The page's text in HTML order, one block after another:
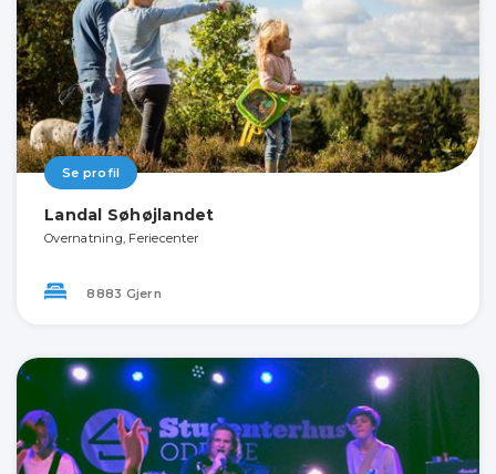
Se profil
Landal Søhøjlandet
Overnatning, Feriecenter
8883 Gjern